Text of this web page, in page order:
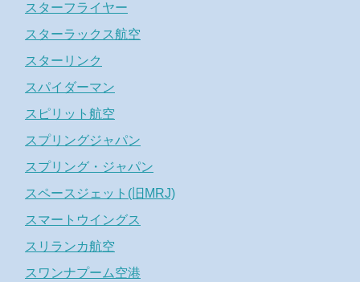
スターフライヤー
スターラックス航空
スターリンク
スパイダーマン
スピリット航空
スプリングジャパン
スプリング・ジャパン
スペースジェット(旧MRJ)
スマートウイングス
スリランカ航空
スワンナプーム空港